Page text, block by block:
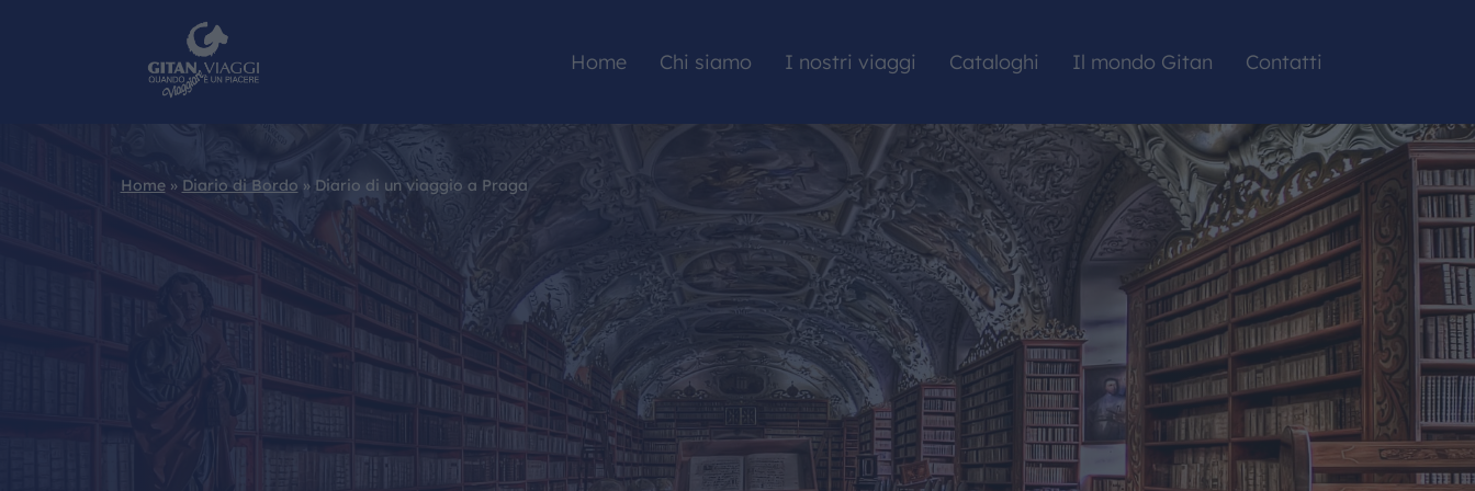
Home Chi siamo I nostri viaggi Cataloghi Il mondo Gitan Contatti
HOME
CHI SIAMO
I NOSTRI VIAGGI
CATALOGHI
Home » Diario di Bordo »Diario di un viaggio a Praga